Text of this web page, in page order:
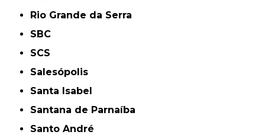
Rio Grande da Serra
SBC
SCS
Salesópolis
Santa Isabel
Santana de Parnaíba
Santo André